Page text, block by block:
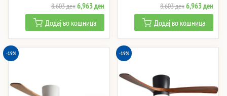
8,603денOriginal
price
was:
8,603 ден.
6,963денCurrent
price
is:
6,963 ден.
Додај во кошница
8,603денOriginal
price
was:
8,603 ден.
6,963ден
price
is:
Додај во кошница
-19% -19%